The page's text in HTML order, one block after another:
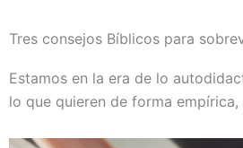
Tres consejos Bíblicos para
Estamos en la era de lo
lo que quieren de forma